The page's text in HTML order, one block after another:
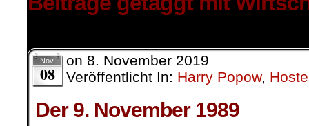
Nov.
08
on 8. November 2019
Veröffentlicht In: Harry Popow,
Der 9. November 1989